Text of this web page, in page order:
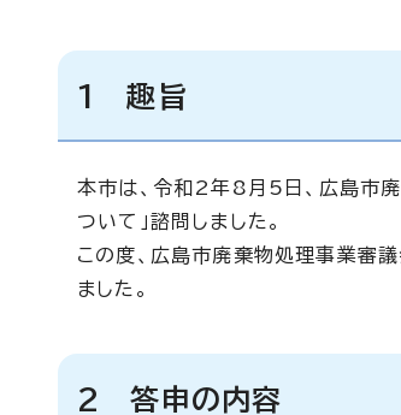
1 趣旨
本市は、令和2年8月5日、広島市
ついて」諮問しました。
この度、広島市廃棄物処理事業審
ました。
2 答申の内容